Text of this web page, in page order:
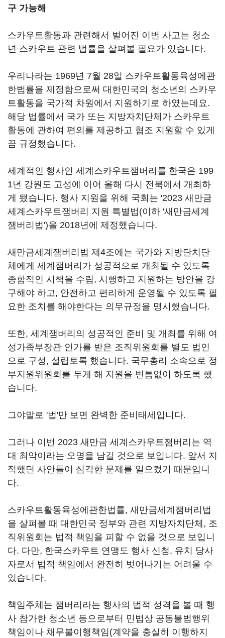
구 가능해
스카우트활동과 관련해서 벌어진 이번 사고는 청소
년 스카우트 관련 법률을 살펴볼 필요가 있습니다.
우리나라는 1969년 7월 28일 스카우트활동육성에관
한법률을 제정함으로써 대한민국의 청소년의 스카우
트활동을 국가적 차원에서 지원하기로 하였는데요.
해당 법률에서 국가 또는 지방자치단체가 스카우트
활동에 관하여 편의를 제공하고 협조 지원할 수 있게
끔 규정했습니다.
세계적인 행사인 세계스카우트잼버리를 한국은 199
1년 강원도 고성에 이어 올해 다시 전북에서 개최하
게 됐습니다. 행사 지원을 위해 국회는 '2023 새만금
세계스카우트잼버리 지원 특별법(이하 '새만금세계
잼버리법')을 2018년에 제정했습니다.
새만금세계잼버리법 제4조에는 국가와 지방단치단
체에게 세계잼버리가 성공적으로 개최될 수 있도록
종합적인 시책을 수립, 시행하고 지원하는 방안을 강
구해야 하고, 안전하고 편리하게 운영될 수 있도록 필
요한 조치를 해야한다는 의무규정을 명시했습니다.
또한, 세계잼버리의 성공적인 준비 및 개최를 위해 여
성가족부장관 인가를 받은 조직위원회를 별도 법인
으로 구성, 설립토록 했습니다. 국무총리 소속으로 정
부지원위원회를 두게 해 지원을 빈틈없이 하도록 했
습니다.
그야말로 '법'만 보면 완벽한 준비태세입니다.
그러나 이번 2023 새만금 세계스카우트잼버리는 역
대 최악이라는 오명을 남길 것으로 보입니다. 앞서 지
적했던 사안들이 심각한 문제를 일으켰기 때문입니
다.
스카우트활동육성에관한법률, 새만금세계잼버리법
을 살펴볼 때 대한민국 정부와 관련 지방자치단체, 조
직위원회는 법적 책임을 피할 수 없을 것으로 보입니
다. 다만, 한국스카우트 연맹도 행사 신청, 유치 당사
자로서 법적 책임에서 완전히 벗어나기는 어려울 수
있습니다.
책임주체는 잼버리라는 행사의 법적 성격을 볼 때 행
사 참가한 청소년 등으로부터 민법상 공동불법행위
책임이나 채무불이행책임(계약을 충실히 이행하지